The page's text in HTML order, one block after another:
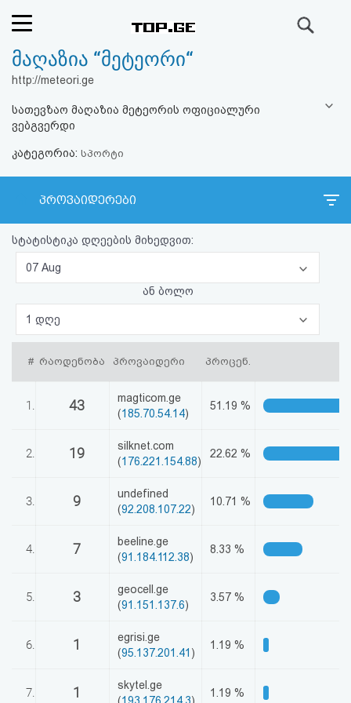
რეიტინგი
კითხვა-
პასუხი
ავტორიზაცია
პაროლის
აღდგენა
HTML
შეთანხმება
პასუხისმგებლობის
უარყოფა
მაღაზია “მეტეორი“
http://meteori.ge
სათევზაო მაღაზია მეტეორის ოფიციალური
ვებგვერდი
კატეგორია: სპორტი
პროვაიდერები
სტატისტიკა დღეების მიხედვით:
07 Aug
ან ბოლო
1 დღე
# რაოდენობა პროვაიდერი პროცენ.
1. 43
magticom.ge
(185.70.54.14)
51.19 %
2. 19
silknet.com
(176.221.154.88)
22.62 %
3. 9
undefined
(92.208.107.22)
10.71 %
4. 7
beeline.ge
(91.184.112.38)
8.33 %
5. 3
geocell.ge
(91.151.137.6)
3.57 %
6. 1
egrisi.ge
(95.137.201.41 )
1.19 %
7. 1
skytel.ge
(193.176.214.3)
1.19 %